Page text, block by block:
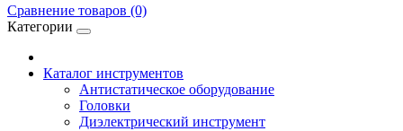
Сравнение товаров (0)
Категории
Каталог инструментов
Антистатическое оборудование
Головки
Диэлектрический инструмент